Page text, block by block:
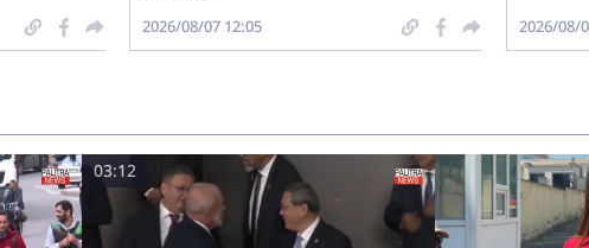
2026/08/07 12:05 2026/08/
03:12